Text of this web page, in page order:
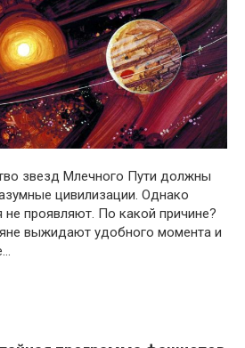
звезд Млечного Пути должны
цивилизации. Однако
не проявляют. По какой причине?
выжидают удобного момента и